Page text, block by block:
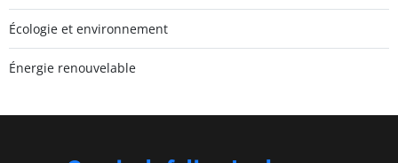
Écologie et environnement
Énergie renouvelable